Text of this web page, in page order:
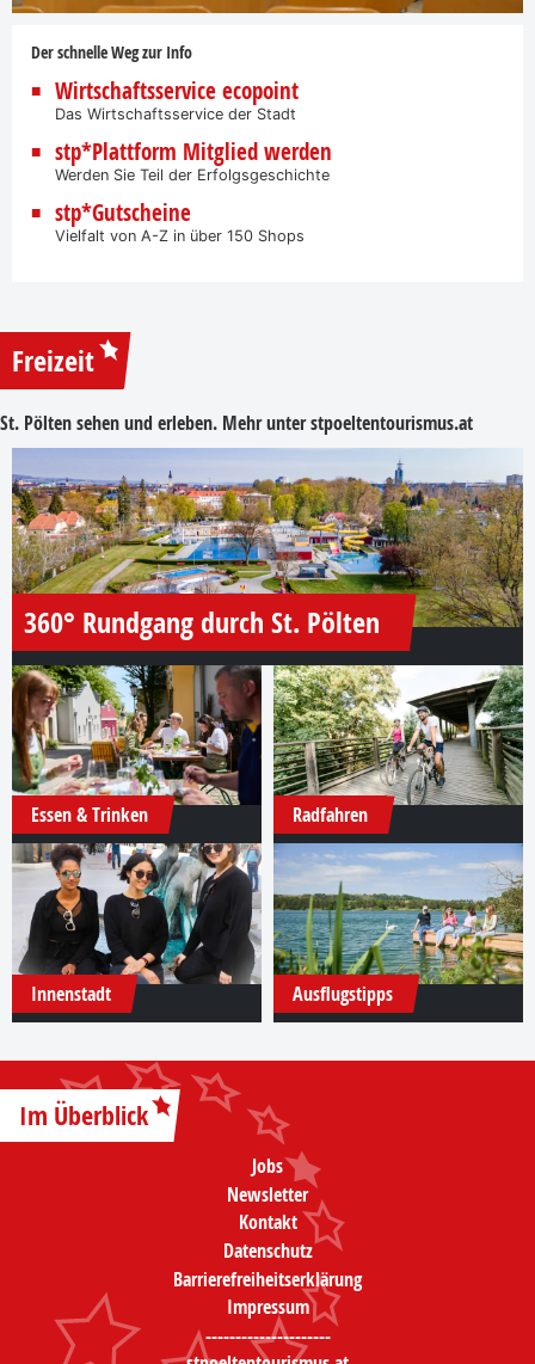
Der schnelle Weg zur Info
Wirtschaftsservice ecopoint
Das Wirtschaftsservice der Stadt
stp*Plattform Mitglied werden
Werden Sie Teil der Erfolgsgeschichte
stp*Gutscheine
Vielfalt von A-Z in über 150 Shops
Freizeit
St. Pölten sehen und erleben. Mehr unterstpoeltentourismus.at
360° Rundgang durch St. Pölten
Essen & Trinken Radfahren
Innenstadt Ausflugstipps
Im Überblick
Jobs
Newsletter
Kontakt
Datenschutz
Barrierefreiheitserklärung
Impressum
---------------------